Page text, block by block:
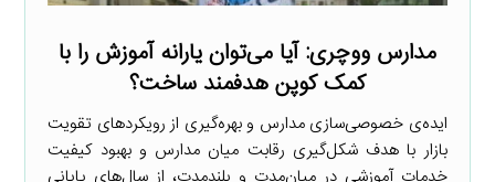
مدارس ووچری: آیا می‌توان یارانه آموزش را با
کمک کوپن هدفمند ساخت؟
ایده‌ی خصوصی‌سازی مدارس و بهره‌گیری از رویکردهای تقویت
بازار با هدف شکل‌گیری رقابت میان مدارس و بهبود کیفیت